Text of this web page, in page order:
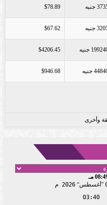
جنيه $78.89
جنيه $67.62
جنيه $4206.45
جنيه $946.68
وأخرى
مـ
أغسطس 2026 م
03:40